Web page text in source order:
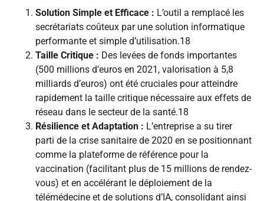
Solution Simple et Efficace : L’outil a remplacé les
secrétariats coûteux par une solution informatique
performante et simple d’utilisation.18
Taille Critique : Des levées de fonds importantes
(500 millions d’euros en 2021, valorisation à 5,8
milliards d’euros) ont été cruciales pour atteindre
rapidement la taille critique nécessaire aux effets de
réseau dans le secteur de la santé.18
Résilience et Adaptation : L’entreprise a su tirer
parti de la crise sanitaire de 2020 en se positionnant
comme la plateforme de référence pour la
vaccination (facilitant plus de 15 millions de rendez-
vous) et en accélérant le déploiement de la
télémédecine et de solutions d’IA, consolidant ainsi